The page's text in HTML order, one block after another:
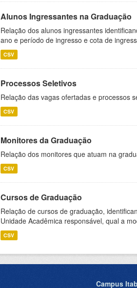
Alunos Ingressantes na Graduação
Relação dos alunos ingressantes
ano e período de ingresso e cota de
CSV
Processos Seletivos
Relação das vagas ofertadas e processos
CSV
Monitores da Graduação
Relação dos monitores que atuam na
CSV
Cursos de Graduação
Relação de cursos de graduação,
Unidade Acadêmica responsável, qual a
CSV
Campus